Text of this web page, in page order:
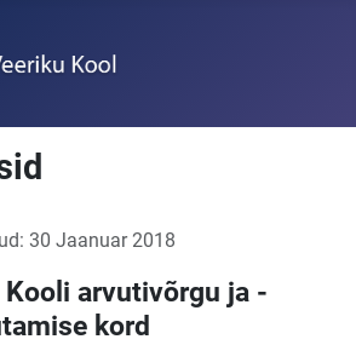
30 Jaanuar 2018
arvutivõrgu ja -
kord